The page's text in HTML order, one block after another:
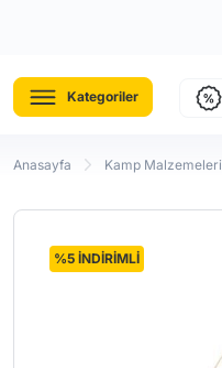
Kategoriler
Anasayfa Kamp Malzemeleri
%5 İNDİRİMLİ